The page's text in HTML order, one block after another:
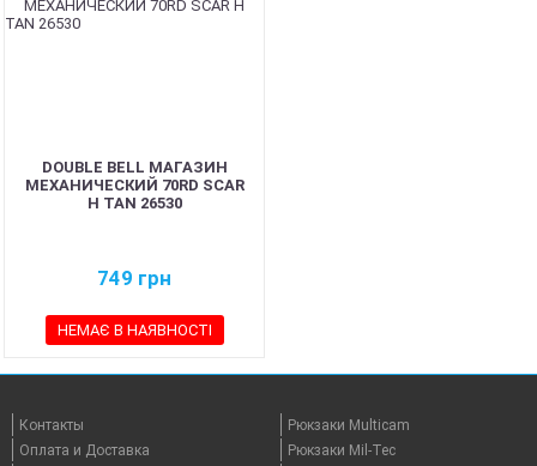
DOUBLE BELL МАГАЗИН
МЕХАНИЧЕСКИЙ 70RD SCAR
H TAN 26530
749 грн
НЕМАЄ В НАЯВНОСТІ
Контакты
Оплата и Доставка
Рюкзаки Multicam
Рюкзаки Mil-Tec